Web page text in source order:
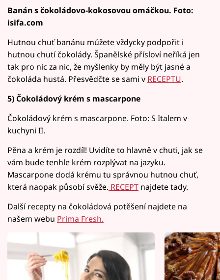
Banán s čokoládovo-kokosovou omáčkou. Foto:
isifa.com
Hutnou chuť banánu můžete vždycky podpořit i
hutnou chutí čokolády. Španělské přísloví neříká jen
tak pro nic za nic, že myšlenky by měly být jasné a
čokoláda hustá. Přesvědčte se sami v RECEPTU.
5) Čokoládový krém s mascarpone
Čokoládový krém s mascarpone. Foto: S Italem v
kuchyni II.
Pěna a krém je rozdíl! Uvidíte to hlavně v chuti, jak se
vám bude tenhle krém rozplývat na jazyku.
Mascarpone dodá krému tu správnou hutnou chuť,
která naopak působí svěže. RECEPT najdete tady.
Další recepty na čokoládová potěšení najdete na
našem webu Prima Fresh.